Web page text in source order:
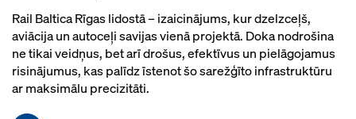
Rail Baltica Rīgas lidostā – izaicinājums, kur dzelzceļš,
aviācija un autoceļi savijas vienā projektā. Doka nodrošina
ne tikai veidņus, bet arī drošus, efektīvus un pielāgojamus
risinājumus, kas palīdz īstenot šo sarežģīto infrastruktūru
ar maksimālu precizitāti.